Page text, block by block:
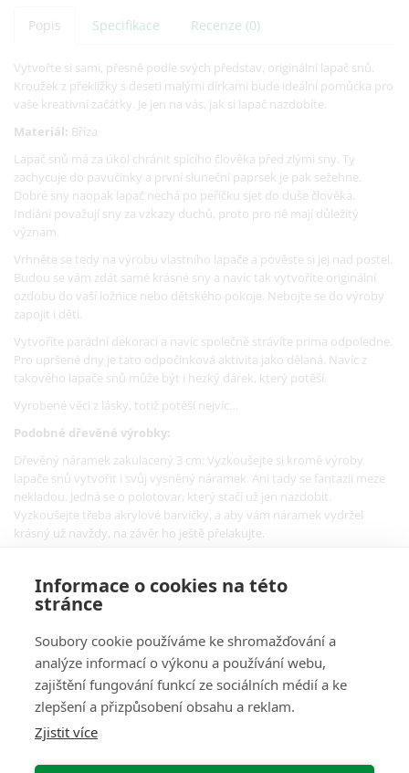
Informace o cookies na této
stránce
Soubory cookie používáme ke shromažďování a
analýze informací o výkonu a používání webu,
zajištění fungování funkcí ze sociálních médií a ke
zlepšení a přizpůsobení obsahu a reklam.
Zjistit více
Popis Specifikace Recenze (0)
Vytvořte si sami, přesně podle svých představ, originální lapač snů.
Kroužek z překližky s deseti malými dírkami bude ideální pomůcka pro
vaše kreativní začátky. Je jen na vás, jak si lapač nazdobíte.
Materiál: Bříza
Lapač snů má za úkol chránit spícího člověka před zlými sny. Ty
zachycuje do pavučinky a první sluneční paprsek je pak sežehne.
Dobré sny naopak lapač nechá po peříčku sjet do duše člověka.
Indiáni považují sny za vzkazy duchů, proto pro ně mají důležitý
význam.
Vrhněte se tedy na výrobu vlastního lapače a pověste si jej nad postel.
Budou se vám zdát samé krásné sny a navíc tak vytvoříte originální
ozdobu do vaší ložnice nebo dětského pokoje. Nebojte se do výroby
zapojit i děti.
Vytvoříte parádní dekoraci a navíc společně strávíte prima odpoledne.
Pro upršené dny je tato odpočinková aktivita jako dělaná. Navíc z
takového lapače snů může být i hezký dárek, který potěší.
Vyrobené věci z lásky, totiž potěší nejvíc…
Podobné dřevěné výrobky:
Dřevěný náramek zakulacený 3 cm: Vyzkoušejte si kromě výroby
lapače snů vytvořit i svůj vysněný náramek. Ani tady se fantazii meze
nekladou. Jedná se o polotovar, který stačí už jen nazdobit.
Vyzkoušejte třeba akrylové barvičky, a aby vám náramek vydržel
krásný už navždy, na závěr ho ještě přelakujte.
O Nás
Pro Zákazníky